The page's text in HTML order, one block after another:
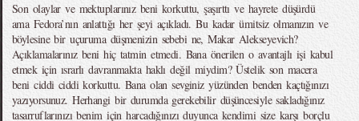
Son olaylar ve mektuplarınız beni korkuttu, şaşırttı ve hayrete düşürdü
ama Fedora’nın anlattığı her şeyi açıkladı. Bu kadar ümitsiz olmanızın ve
böylesine bir uçuruma düşmenizin sebebi ne, Makar Alekseyevich?
Açıklamalarınız beni hiç tatmin etmedi. Bana önerilen o avantajlı işi kabul
etmek için ısrarlı davranmakta haklı değil miydim? Üstelik son macera
beni ciddi ciddi korkuttu. Bana olan sevginiz yüzünden benden kaçtığınızı
yazıyorsunuz. Herhangi bir durumda gerekebilir düşüncesiyle sakladığınız
tasarruflarınızı benim için harcadığınızı duyunca kendimi size karşı borçlu